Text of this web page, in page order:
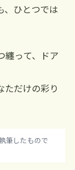
、ひとつでは
纏って、ドア
ただけの彩り
筆したもので